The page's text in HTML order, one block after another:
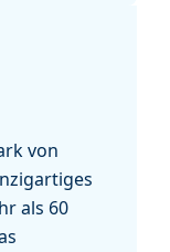
von
als 60